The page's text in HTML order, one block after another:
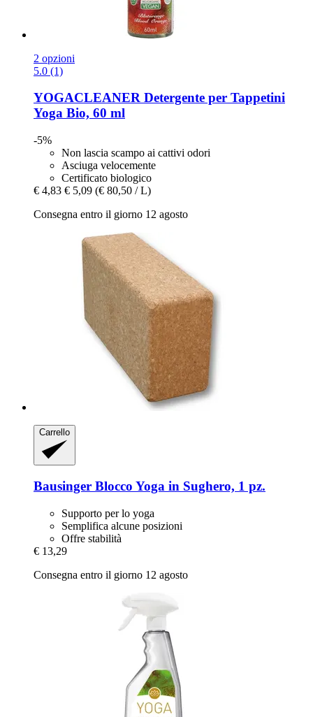
2 opzioni
5.0 (1)
YOGACLEANER Detergente per Tappetini
Yoga Bio, 60 ml
-5%
Non lascia scampo ai cattivi odori
Asciuga velocemente
Certificato biologico
€ 4,83 € 5,09 (€ 80,50 / L)
Consegna entro il giorno 12 agosto
Carrello
Bausinger Blocco Yoga in Sughero, 1 pz.
Supporto per lo yoga
Semplifica alcune posizioni
Offre stabilità
€ 13,29
Consegna entro il giorno 12 agosto